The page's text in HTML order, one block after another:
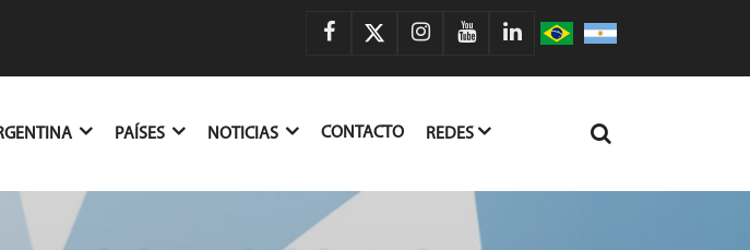
PAÍSES NOTICIAS CONTACTO REDES